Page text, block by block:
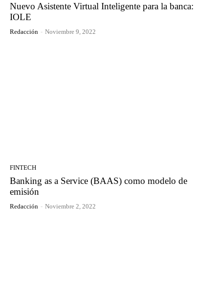
Nuevo Asistente Virtual Inteligente para la banca:
IOLE
Redacción - Noviembre 9, 2022
FINTECH
Banking as a Service (BAAS) como modelo de
emisión
Redacción - Noviembre 2, 2022